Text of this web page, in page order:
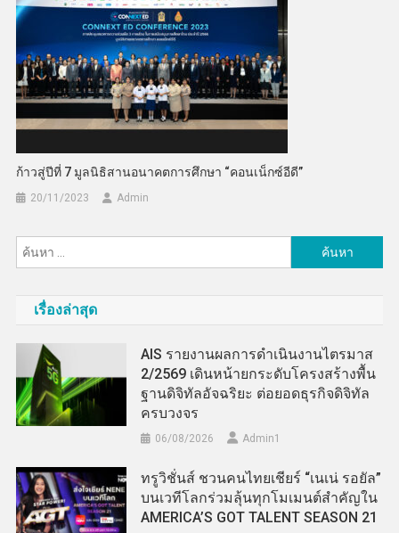
ก้าวสู่ปีที่ 7 มูลนิธิสานอนาคตการศึกษา “คอนเน็กซ์อีดี”
20/11/2023 Admin
สำหรับ:
เรื่องล่าสุด
AIS รายงานผลการดำเนินงานไตรมาส
2/2569 เดินหน้ายกระดับโครงสร้างพื้น
ฐานดิจิทัลอัจฉริยะ ต่อยอดธุรกิจดิจิทัล
ครบวงจร
06/08/2026 Admin​1
ทรูวิชั่นส์ ชวนคนไทยเชียร์ “เนเน่ รอยัล”
บนเวทีโลกร่วมลุ้นทุกโมเมนต์สำคัญใน
AMERICA’S GOT TALENT SEASON 21